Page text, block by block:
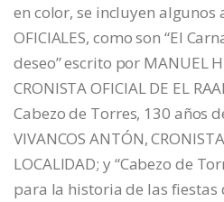
en color, se incluyen algunos
OFICIALES, como son “El
deseo” escrito por MANUEL
CRONISTA OFICIAL DE EL
Cabezo de Torres, 130 años
VIVANCOS ANTÓN,
LOCALIDAD; y “Cabezo de
para la historia de las fiestas